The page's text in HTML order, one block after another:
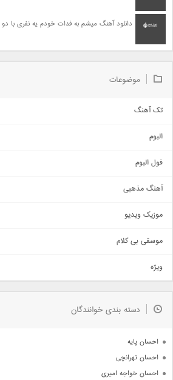
دانلود آهنگ میشم به فدات خودم یه نفری با
موضوعات
تک آهنگ
اجتماعی
حماسی
سنتی
اهنگ بندرعباسی
دمو
مذهبی
جدیدترین ها
البوم
فول البوم
آهنگ مذهبی
موزیک ویدیو
موسقی بی کلام
ویژه
دسته بندی خوانندگان
احسان پایه
احسان تهرانچی
احسان خواجه امیری